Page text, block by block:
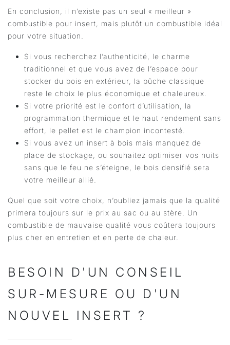
En conclusion, il n’existe pas un seul « meilleur »
combustible pour insert, mais plutôt un combustible idéal
pour votre situation.
Si vous recherchez l’authenticité, le charme
traditionnel et que vous avez de l’espace pour
stocker du bois en extérieur, la bûche classique
reste le choix le plus économique et chaleureux.
Si votre priorité est le confort d’utilisation, la
programmation thermique et le haut rendement sans
effort, le pellet est le champion incontesté.
Si vous avez un insert à bois mais manquez de
place de stockage, ou souhaitez optimiser vos nuits
sans que le feu ne s’éteigne, le bois densifié sera
votre meilleur allié.
Quel que soit votre choix, n’oubliez jamais que la qualité
primera toujours sur le prix au sac ou au stère. Un
combustible de mauvaise qualité vous coûtera toujours
plus cher en entretien et en perte de chaleur.
BESOIN D'UN CONSEIL
SUR-MESURE OU D'UN
NOUVEL INSERT ?